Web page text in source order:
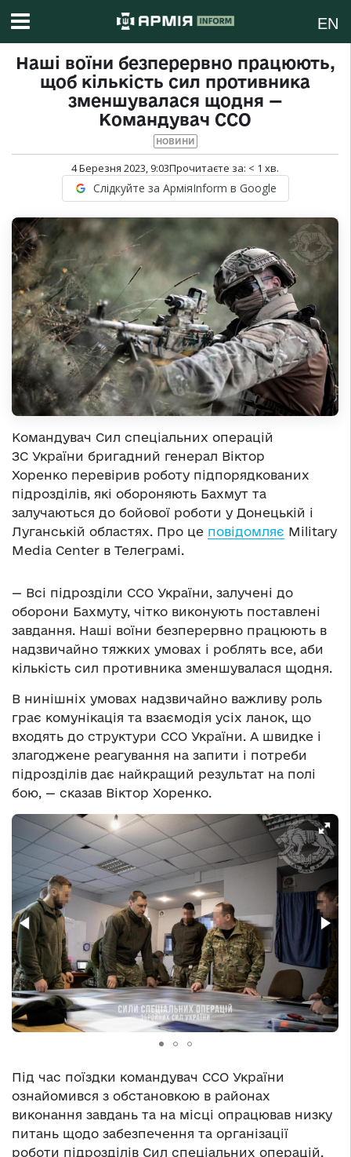
EN
Наші воїни безперервно працюють,
щоб кількість сил противника
зменшувалася щодня —
Командувач ССО
НОВИНИ
4 Березня 2023, 9:03Прочитаєте за: < 1 хв.
Слідкуйте за АрміяInform в Google
Командувач Сил спеціальних операцій
ЗС України бригадний генерал Віктор
Хоренко перевірив роботу підпорядкованих
підрозділів, які обороняють Бахмут та
залучаються до бойової роботи у Донецькій і
Луганській областях. Про це повідомляє Military
Media Center в Телеграмі.
— Всі підрозділи ССО України, залучені до
оборони Бахмуту, чітко виконують поставлені
завдання. Наші воїни безперервно працюють в
надзвичайно тяжких умовах і роблять все, аби
кількість сил противника зменшувалася щодня.
В нинішніх умовах надзвичайно важливу роль
грає комунікація та взаємодія усіх ланок, що
входять до структури ССО України. А швидке і
злагоджене реагування на запити і потреби
підрозділів дає найкращий результат на полі
бою, — сказав Віктор Хоренко.
Під час поїздки командувач ССО України
ознайомився з обстановкою в районах
виконання завдань та на місці опрацював низку
питань щодо забезпечення та організації
роботи підрозділів Сил спеціальних операцій.